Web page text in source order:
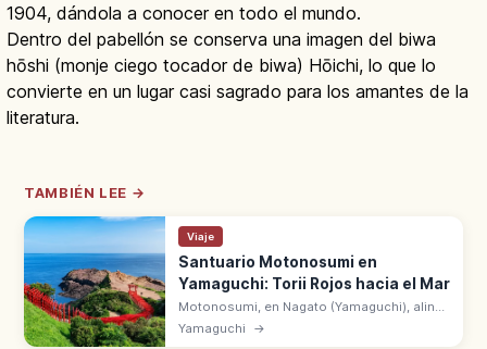
1904, dándola a conocer en todo el mundo.
Dentro del pabellón se conserva una imagen del biwa
hōshi (monje ciego tocador de biwa) Hōichi, lo que lo
convierte en un lugar casi sagrado para los amantes de la
literatura.
TAMBIÉN LEE →
Viaje
Santuario Motonosumi en
Yamaguchi: Torii Rojos hacia el Mar
Motonosumi, en Nagato (Yamaguchi), alinea
torii bermellón sobre el mar del Japón. Caja
de ofrendas en lo alto y el surtidor marino
Yamaguchi →